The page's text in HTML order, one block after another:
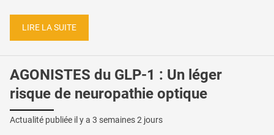
LIRE LA SUITE
AGONISTES du GLP-1 : Un léger
risque de neuropathie optique
Actualité publiée il y a 3 semaines 2 jours